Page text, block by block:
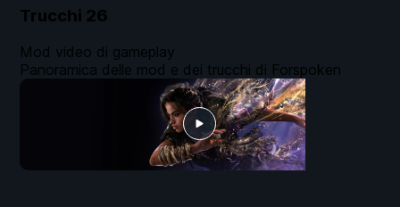
Trucchi 26
Mod video di gameplay
Panoramica delle mod e dei trucchi di Forspoken